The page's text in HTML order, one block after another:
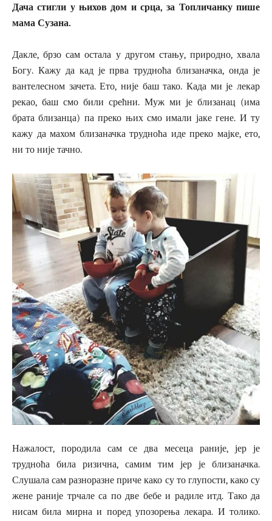
Дача стигли у њихов дом и срца, за Топличанку пише
мама Сузана.
Дакле, брзо сам остала у другом стању, природно, хвала
Богу. Кажу да кад је прва трудноћа близаначка, онда је
вантелесном зачета. Ето, није баш тако. Када ми је лекар
рекао, баш смо били срећни. Муж ми је близанац (има
брата близанца) па преко њих смо имали јаке гене. И ту
кажу да махом близаначка трудноћа иде преко мајке, ето,
ни то није тачно.
Нажалост, породила сам се два месеца раније, јер је
трудноћа била ризична, самим тим јер је близаначка.
Слушала сам разноразне приче како су то глупости, како су
жене раније трчале са по две бебе и радиле итд. Тако да
нисам била мирна и поред упозорења лекара. И толико.